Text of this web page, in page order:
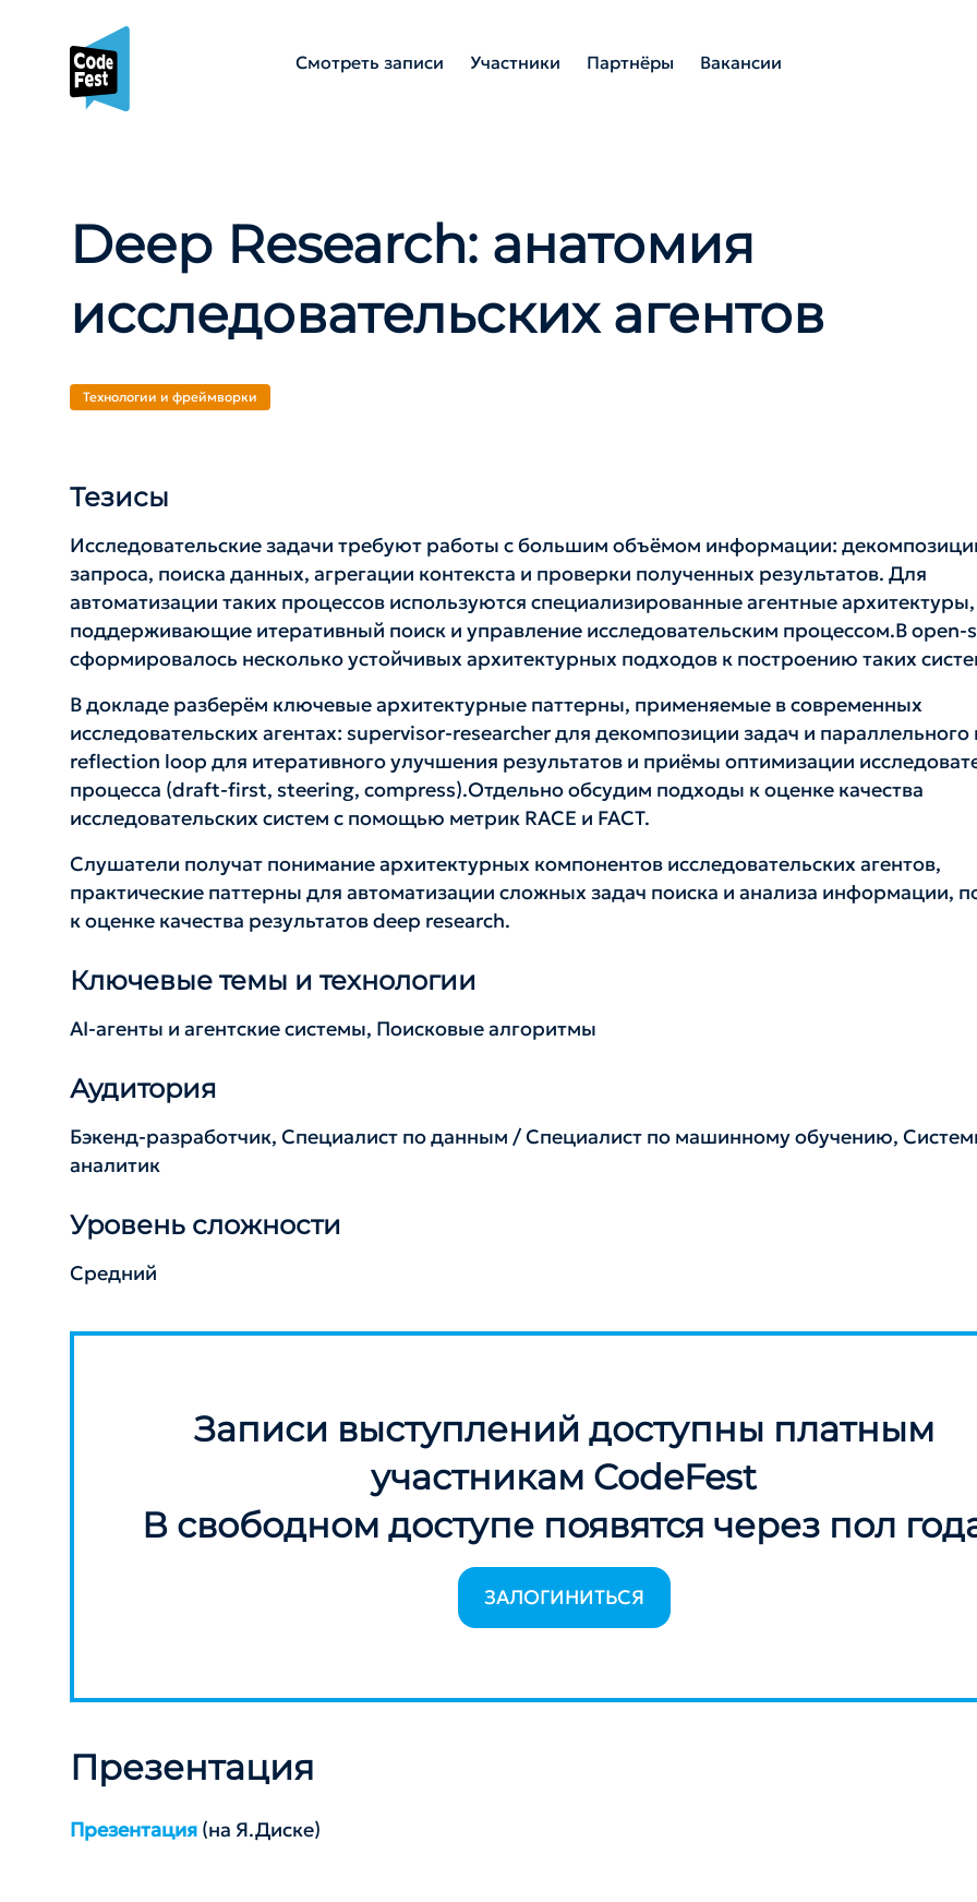
Смотреть записи Участники Партнёры Вакансии
Deep Research: анатомия
исследовательских агентов
Технологии и фреймворки
Тезисы
Исследовательские задачи требуют работы с большим объёмом информации:
запроса, поиска данных, агрегации контекста и проверки полученных результатов. Для
автоматизации таких процессов используются специализированные агентные архитектуры,
поддерживающие итеративный поиск и управление исследовательским процессом.В open-
сформировалось несколько устойчивых архитектурных подходов к построению таких
В докладе разберём ключевые архитектурные паттерны, применяемые в современных
исследовательских агентах: supervisor-researcher для декомпозиции задач и параллельного
reflection loop для итеративного улучшения результатов и приёмы оптимизации
процесса (draft-first, steering, compress).Отдельно обсудим подходы к оценке качества
исследовательских систем с помощью метрик RACE и FACT.
Слушатели получат понимание архитектурных компонентов исследовательских агентов,
практические паттерны для автоматизации сложных задач поиска и анализа информации,
к оценке качества результатов deep research.
Ключевые темы и технологии
AI-агенты и агентские системы, Поисковые алгоритмы
Аудитория
Бэкенд-разработчик, Специалист по данным / Специалист по машинному обучению,
аналитик
Уровень сложности
Средний
Записи выступлений доступны платным
участникам CodeFest
В свободном доступе появятся через пол
ЗАЛОГИНИТЬСЯ
Презентация
Презентация (на Я.Диске)